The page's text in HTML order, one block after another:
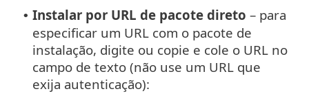
• Instalar por URL de pacote direto – para
especificar um URL com o pacote de
instalação, digite ou copie e cole o URL no
campo de texto (não use um URL que
exija autenticação):